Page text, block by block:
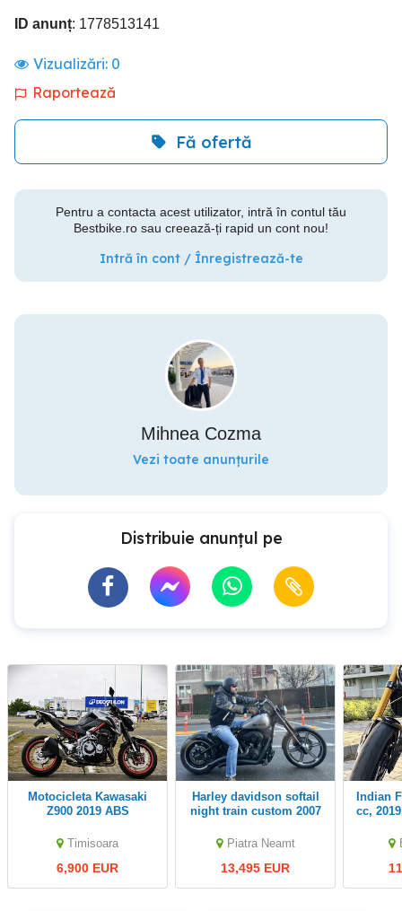
ID anunț: 1778513141
Vizualizări: 0
Raportează
Fă ofertă
Pentru a contacta acest utilizator, intră în contul tău
Bestbike.ro sau creează-ți rapid un cont nou!
Intră în cont / Înregistrează-te
Mihnea Cozma
Vezi toate anunțurile
Distribuie anunțul pe
Motocicleta Kawasaki
Z900 2019 ABS
Timisoara
6,900 EUR
Harley davidson softail
night train custom 2007
Piatra Neamt
13,495 EUR
Indian FTR 1200 S, 1200
cc,